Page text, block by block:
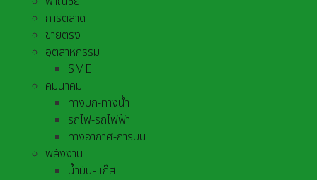
การตลาด
ขายตรง
อุตสาหกรรม
SME
คมนาคม
ทางบก-ทางน้ำ
รถไฟ-รถไฟฟ้า
ทางอากาศ-การบิน
พลังงาน
น้ำมัน-แก๊ส